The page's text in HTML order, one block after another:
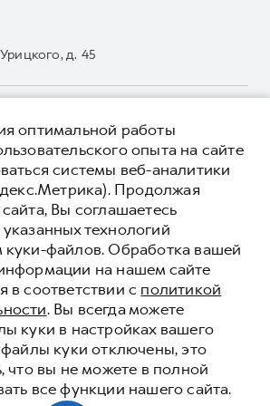
автопарком
клиентов
GWM
Защита+»
д. 45
сайте информация, касающаяся
обслуживания, носит
и не является публичной офертой.
данном сайте, носят информационный
максимально рекомендуемыми
расчетам дистрибьютора (ООО «Грейт
получения подробной информации
к ближайшему официальному дилеру ООО
либо по телефону Горячей линии 8 (800)
Опубликованная на данном сайте
изменена в любое время без
HAVAL может отсутствовать
вызова экстренных оперативных служб
Волл Мотор Рус»
оптимальной работы
опыта на сайте
системы веб-аналитики
Продолжая
Вы соглашаетесь
технологий
файлов. Обработка вашей
на нашем сайте
в соответствии с политикой
. Вы всегда можете
куки в настройках вашего
куки отключены, это
что вы не можете в полной
все функции нашего сайта.